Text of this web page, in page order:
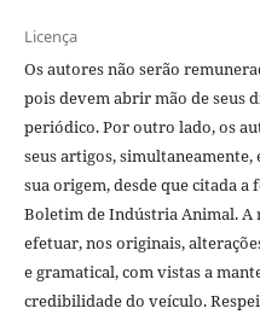
Licença
Os autores não serão
pois devem abrir mão de seus
periódico. Por outro lado, os
seus artigos,
sua origem, desde que citada
Boletim de Indústria Animal. A
efetuar, nos originais,
e gramatical, com vistas a
credibilidade do veículo.